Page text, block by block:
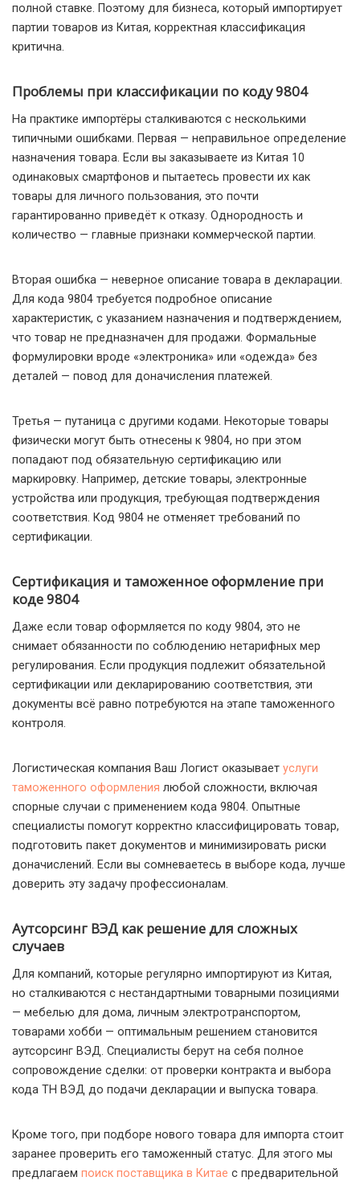
полной ставке. Поэтому для бизнеса, который импортирует
партии товаров из Китая, корректная классификация
критична.
Проблемы при классификации по коду 9804
На практике импортёры сталкиваются с несколькими
типичными ошибками. Первая — неправильное определение
назначения товара. Если вы заказываете из Китая 10
одинаковых смартфонов и пытаетесь провести их как
товары для личного пользования, это почти
гарантированно приведёт к отказу. Однородность и
количество — главные признаки коммерческой партии.
Вторая ошибка — неверное описание товара в декларации.
Для кода 9804 требуется подробное описание
характеристик, с указанием назначения и подтверждением,
что товар не предназначен для продажи. Формальные
формулировки вроде «электроника» или «одежда» без
деталей — повод для доначисления платежей.
Третья — путаница с другими кодами. Некоторые товары
физически могут быть отнесены к 9804, но при этом
попадают под обязательную сертификацию или
маркировку. Например, детские товары, электронные
устройства или продукция, требующая подтверждения
соответствия. Код 9804 не отменяет требований по
сертификации.
Сертификация и таможенное оформление при
коде 9804
Даже если товар оформляется по коду 9804, это не
снимает обязанности по соблюдению нетарифных мер
регулирования. Если продукция подлежит обязательной
сертификации или декларированию соответствия, эти
документы всё равно потребуются на этапе таможенного
контроля.
Логистическая компания Ваш Логист оказывает услуги
таможенного оформления любой сложности, включая
спорные случаи с применением кода 9804. Опытные
специалисты помогут корректно классифицировать товар,
подготовить пакет документов и минимизировать риски
доначислений. Если вы сомневаетесь в выборе кода, лучше
доверить эту задачу профессионалам.
Аутсорсинг ВЭД как решение для сложных
случаев
Для компаний, которые регулярно импортируют из Китая,
но сталкиваются с нестандартными товарными позициями
— мебелью для дома, личным электротранспортом,
товарами хобби — оптимальным решением становится
аутсорсинг ВЭД. Специалисты берут на себя полное
сопровождение сделки: от проверки контракта и выбора
кода ТН ВЭД до подачи декларации и выпуска товара.
Кроме того, при подборе нового товара для импорта стоит
заранее проверить его таможенный статус. Для этого мы
предлагаем поиск поставщика в Китае с предварительной